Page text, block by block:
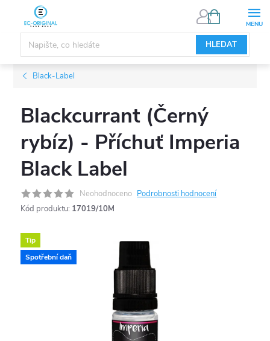
obsah
HLEDAT
NÁKUPNÍ
Black-Label
Blackcurrant (Černý
rybíz) - Příchuť Imperia
Black Label
Neohodnoceno Podrobnosti hodnocení
Kód produktu: 17019/10M
Tip
Spotřební daň